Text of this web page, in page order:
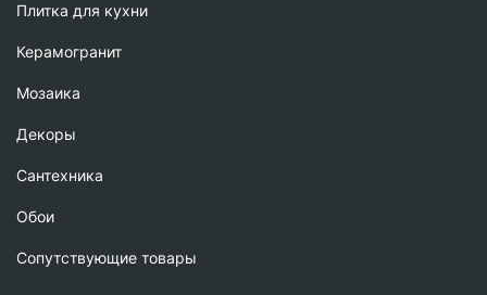
Плитка для кухни
Керамогранит
Мозаика
Декоры
Сантехника
Обои
Сопутствующие товары